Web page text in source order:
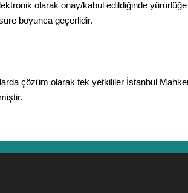
olarak onay/kabul edildiğinde
boyunca geçerlidir.
çözüm olarak tek yetkililer İstanbul